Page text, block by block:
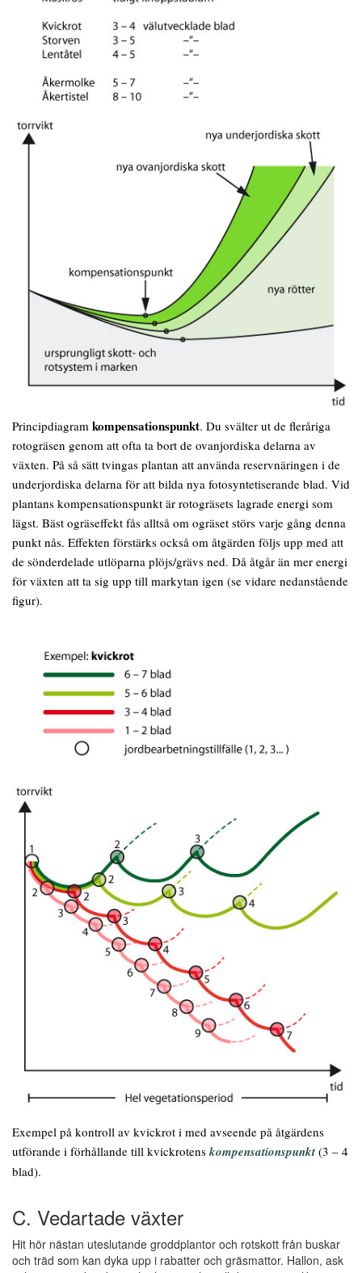
Principdiagram kompensationspunkt. Du svälter ut de fleråriga
rotogräsen genom att ofta ta bort de ovanjordiska delarna av
växten. På så sätt tvingas plantan att använda reservnäringen i de
underjordiska delarna för att bilda nya fotosyntetiserande blad. Vid
plantans kompensationspunkt är rotogräsets lagrade energi som
lägst. Bäst ogräseffekt fås alltså om ogräset störs varje gång denna
punkt nås. Effekten förstärks också om åtgärden följs upp med att
de sönderdelade utlöparna plöjs/grävs ned. Då åtgår än mer energi
för växten att ta sig upp till markytan igen (se vidare nedanstående
figur).
Exempel på kontroll av kvickrot i med avseende på åtgärdens
utförande i förhållande till kvickrotens kompensationspunkt(3 – 4
blad).
C. Vedartade växter
Hit hör nästan uteslutande groddplantor och rotskott från buskar
och träd som kan dyka upp i rabatter och gräsmattor. Hallon, ask